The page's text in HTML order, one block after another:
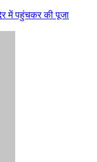
में पहुंचकर की पूजा